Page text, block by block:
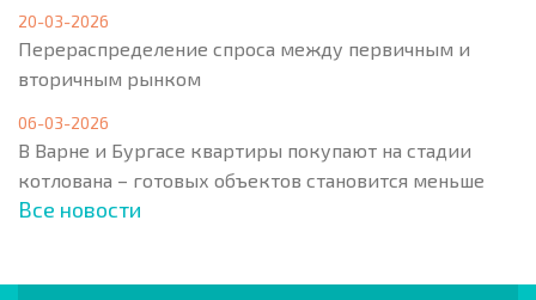
20-03-2026
Перераспределение спроса между первичным и
вторичным рынком
06-03-2026
В Варне и Бургасе квартиры покупают на стадии
котлована – готовых объектов становится меньше
Все новости